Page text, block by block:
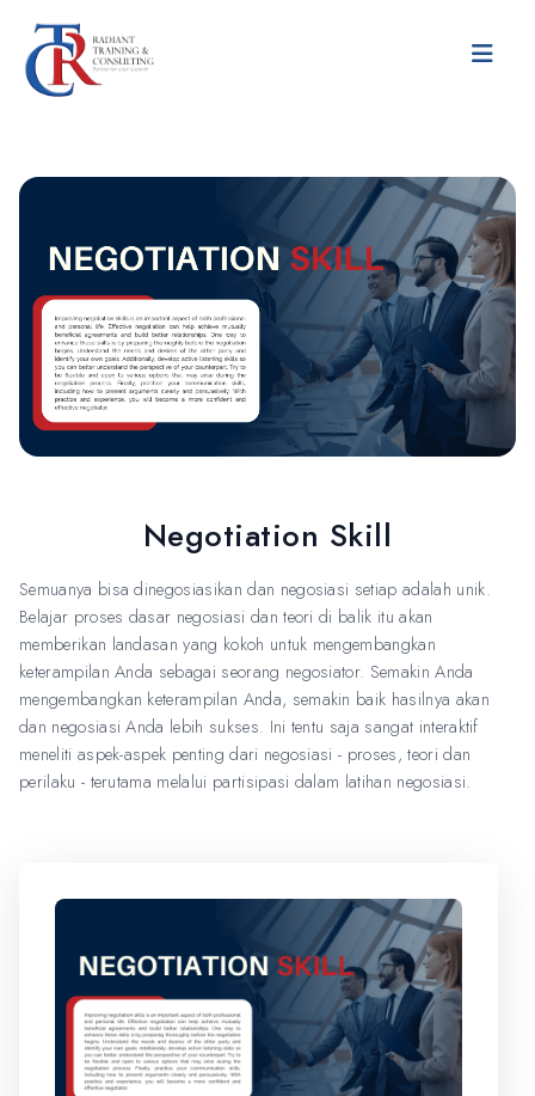
Negotiation Skill
Semuanya bisa dinegosiasikan dan negosiasi setiap adalah unik.
Belajar proses dasar negosiasi dan teori di balik itu akan
memberikan landasan yang kokoh untuk mengembangkan
keterampilan Anda sebagai seorang negosiator. Semakin Anda
mengembangkan keterampilan Anda, semakin baik hasilnya akan
dan negosiasi Anda lebih sukses. Ini tentu saja sangat interaktif
meneliti aspek-aspek penting dari negosiasi - proses, teori dan
perilaku - terutama melalui partisipasi dalam latihan negosiasi.